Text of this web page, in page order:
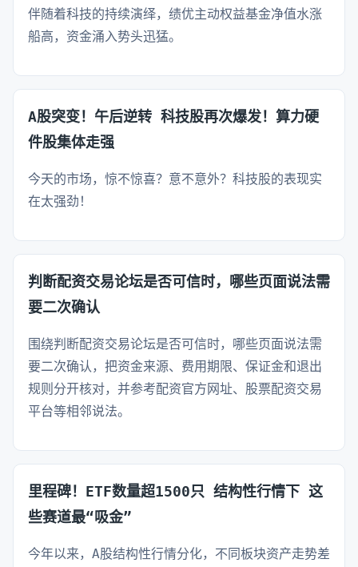
伴随着科技的持续演绎，绩优主动权益基金净值水涨
船高，资金涌入势头迅猛。
A股突变！午后逆转 科技股再次爆发！算力硬
件股集体走强
今天的市场，惊不惊喜？意不意外？科技股的表现实
在太强劲！
判断配资交易论坛是否可信时，哪些页面说法需
要二次确认
围绕判断配资交易论坛是否可信时，哪些页面说法需
要二次确认，把资金来源、费用期限、保证金和退出
规则分开核对，并参考配资官方网址、股票配资交易
平台等相邻说法。
里程碑！ETF数量超1500只 结构性行情下 这
些赛道最“吸金”
今年以来，A股结构性行情分化，不同板块资产走势差